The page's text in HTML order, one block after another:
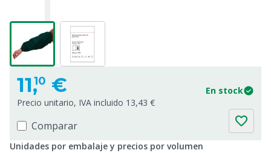
11,10 €
En stock
Precio unitario, IVA incluido 13,43 €
Comparar
Unidades por embalaje y precios por volumen